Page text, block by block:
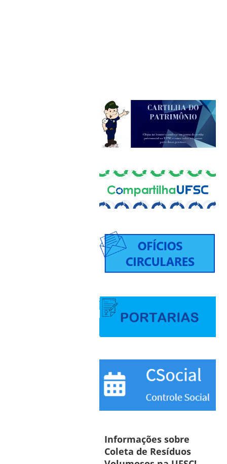
Informações sobre
Coleta de Resíduos